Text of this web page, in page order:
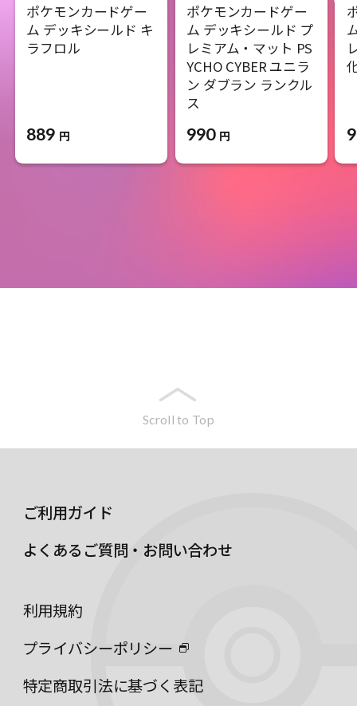
ポケモンカードゲー
ム デッキシールド キ
ラフロル
889 円
ポケモンカードゲー
ム デッキシールド プ
レミアム・マット PS
YCHO CYBER ユニラ
ン ダブラン ランクル
ス
990 円
Scroll to Top
ご利用ガイド
よくあるご質問・お問い合わせ
利用規約
プライバシーポリシー
特定商取引法に基づく表記